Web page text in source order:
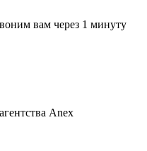
вам через 1 минуту
Anex